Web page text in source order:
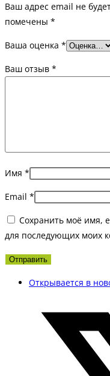
Ваш адрес email не
помечены *
Ваша оценка *
Ваш отзыв *
Имя *
Email *
Сохранить моё имя,
для последующих моих
Открывается в